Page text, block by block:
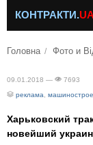
КОНТРАКТИ.UA
Головна Фото и
09.01.2018 —
7693
реклама
Харьковский
новейший